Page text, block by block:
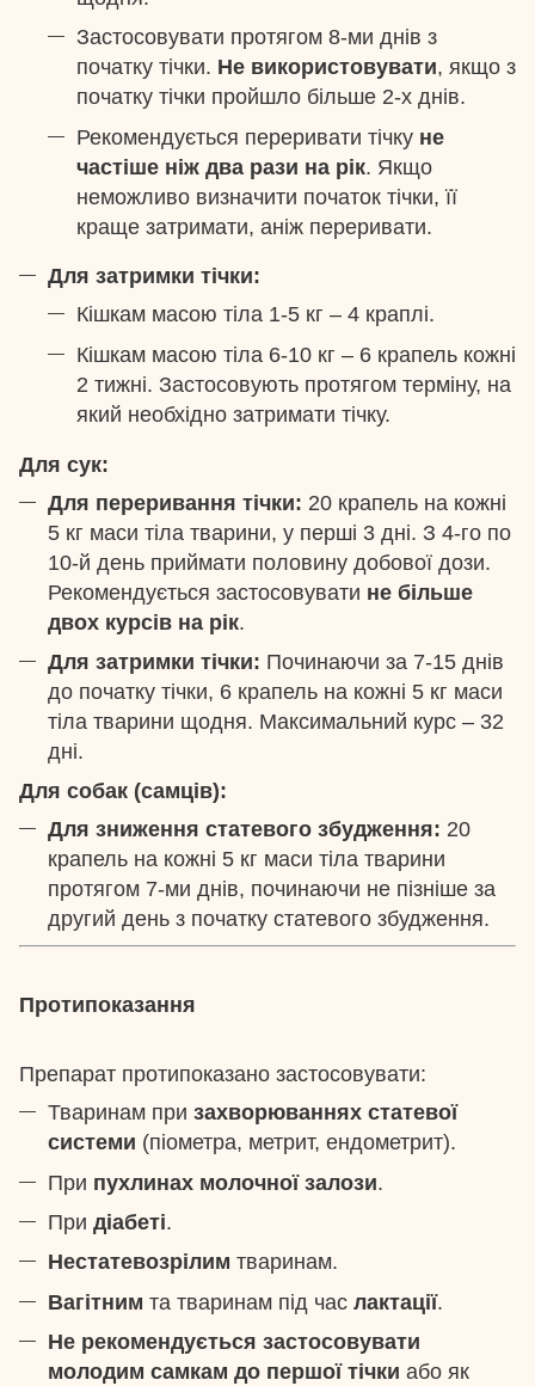
Застосовувати протягом 8-ми днів з
початку тічки. Не використовувати, якщо з
початку тічки пройшло більше 2-х днів.
Рекомендується переривати тічку не
частіше ніж два рази на рік. Якщо
неможливо визначити початок тічки, її
краще затримати, аніж переривати.
Для затримки тічки:
Кішкам масою тіла 1-5 кг – 4 краплі.
Кішкам масою тіла 6-10 кг – 6 крапель кожні
2 тижні. Застосовують протягом терміну, на
який необхідно затримати тічку.
Для сук:
Для переривання тічки: 20 крапель на кожні
5 кг маси тіла тварини, у перші 3 дні. З 4-го по
10-й день приймати половину добової дози.
Рекомендується застосовувати не більше
двох курсів на рік.
Для затримки тічки: Починаючи за 7-15 днів
до початку тічки, 6 крапель на кожні 5 кг маси
тіла тварини щодня. Максимальний курс – 32
дні.
Для собак (самців):
Для зниження статевого збудження: 20
крапель на кожні 5 кг маси тіла тварини
протягом 7-ми днів, починаючи не пізніше за
другий день з початку статевого збудження.
Протипоказання
Препарат протипоказано застосовувати:
Тваринам при захворюваннях статевої
системи (піометра, метрит, ендометрит).
При пухлинах молочної залози.
При діабеті.
Нестатевозрілим тваринам.
Вагітним та тваринам під час лактації.
Не рекомендується застосовувати
молодим самкам до першої тічки або як